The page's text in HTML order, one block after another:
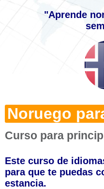
"Aprende
Noruego
Curso para
Este curso de
para que te puedas
estancia.